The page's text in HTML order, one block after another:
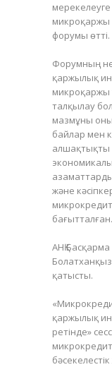
микроқаржы
форумы өтті.
Форумның
қаржылық
талқылау
мазмұны
байлар мен
алшақтықты
және
бағытталған.
АНҚ
қатысты.
қаржылық
ретінде»